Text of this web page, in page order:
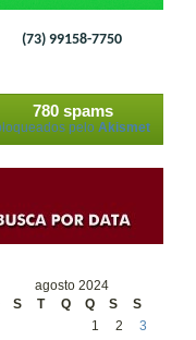
(73) 99158-7750
780 spams
pelo Akismet
agosto 2024
S T Q Q S
S
1
2
3